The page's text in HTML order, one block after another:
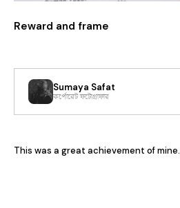
Reward and frame
Sumaya Safat
কর্পোরেট ফটোগ্রাফার
This was a great achievement of mine.